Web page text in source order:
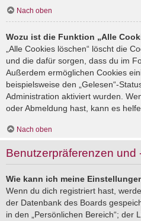
Nach oben
Wozu ist die Funktion „Alle
„Alle Cookies löschen“ löscht die
und die dafür sorgen, dass du im
Außerdem ermöglichen Cookies
beispielsweise den „Gelesen“-
Administration aktiviert wurden.
oder Abmeldung hast, kann es
Nach oben
Benutzerpräferenzen und
Wie kann ich meine
Wenn du dich registriert hast,
der Datenbank des Boards
in den „Persönlichen Bereich“; der